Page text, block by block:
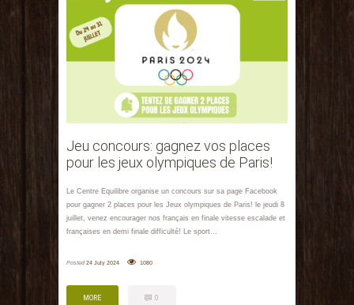
Jeu concours: gagnez vos places
pour les jeux olympiques de Paris!
Le Centre Equilibre organise un concours sur sa page Facebook
pour gagner 2 places pour les Jeux olympiques de Paris! le jeudi 8
juillet, venez encourager nos français en finale vitesse escalade et
françaises en demi finale difficulté! Le sport...
Posted 24 July 2024 1080
MORE 0